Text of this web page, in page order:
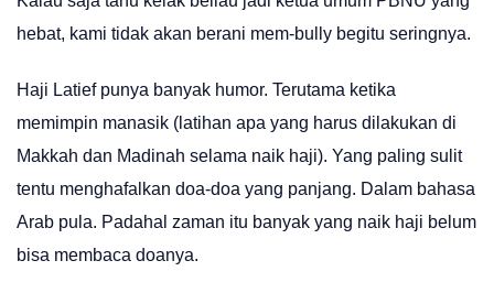
hebat, kami tidak akan berani mem-bully begitu seringnya.
Haji Latief punya banyak humor. Terutama ketika
memimpin manasik (latihan apa yang harus dilakukan di
Makkah dan Madinah selama naik haji). Yang paling sulit
tentu menghafalkan doa-doa yang panjang. Dalam bahasa
Arab pula. Padahal zaman itu banyak yang naik haji belum
bisa membaca doanya.